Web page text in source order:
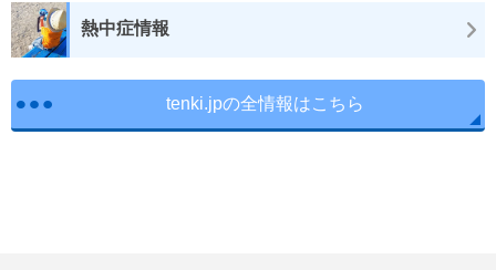
熱中症情報
tenki.jpの全情報はこちら